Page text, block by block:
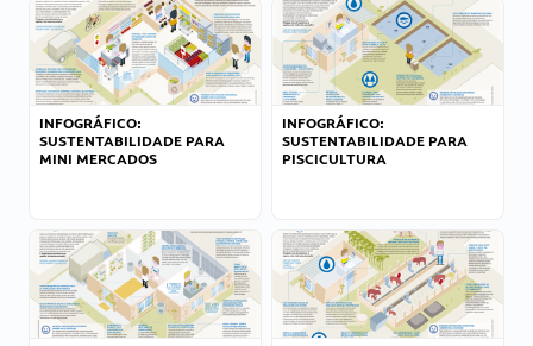
INFOGRÁFICO:
SUSTENTABILIDADE PARA
MINI MERCADOS
INFOGRÁFICO:
SUSTENTABILIDADE PARA
PISCICULTURA